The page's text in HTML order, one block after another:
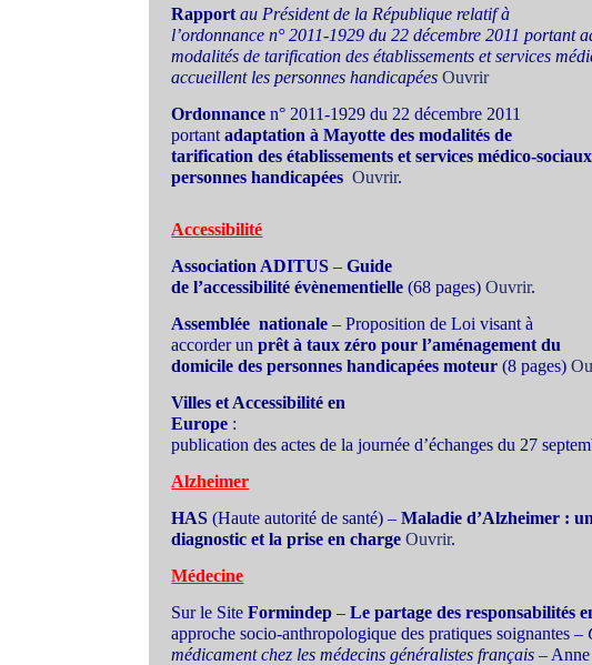
Rapport au Président de la République relatif à
l’ordonnance n° 2011-1929 du 22 décembre 2011 portant
modalités de tarification des établissements et services
accueillent les personnes handicapées Ouvrir
Ordonnance n° 2011-1929 du 22 décembre 2011
portantadaptation à Mayotte des modalités de
tarification des établissements et services médico-
personnes handicapées Ouvrir.
Accessibilité
Association ADITUS –Guide
de l’accessibilité évènementielle (68 pages)Ouvrir.
Assemblée nationale – Proposition de Loi visant à
accorder unprêt à taux zéro pour l’aménagement du
domicile des personnes handicapées moteur (8 pages)
Villes et Accessibilité en
Europe :
publication des actes de la journée d’échanges du 27
Alzheimer
HAS (Haute autorité de santé) –Maladie d’Alzheimer :
diagnostic et la prise en charge Ouvrir.
Médecine
Sur le SiteFormindep –Le partage des responsabilités
approche socio-anthropologique des pratiques soignantes –
médicament chez les médecins généralistes français –